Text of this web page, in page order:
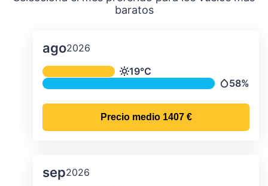
baratos
ago2026
Temperatura y precipitación media
Temperatura
19°C
58%
Precio medio 1407 €
sep2026